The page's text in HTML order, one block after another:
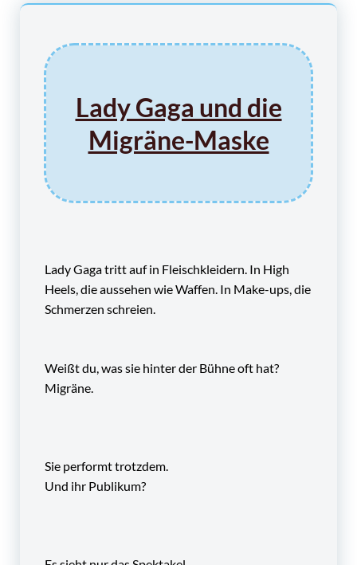
Lady Gaga und die
Migräne-Maske
Lady Gaga tritt auf in Fleischkleidern. In High
Heels, die aussehen wie Waffen. In Make-ups, die
Schmerzen schreien.
Weißt du, was sie hinter der Bühne oft hat?
Migräne.
Sie performt trotzdem.
Und ihr Publikum?